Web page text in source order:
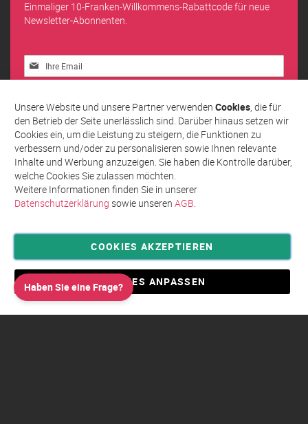
Einmaliger 10-Franken-Willkommens-Rabattcode für neue
Newsletter-Abonnenten.
Melden
Sie
unseren
Newsletter
an:
Abonnieren
Privatsphäre und Datenschutz
Allgemeine Geschäftsbedingungen AGB
Impressum
Unsere Website und unsere Partner verwenden Cookies, die für
den Betrieb der Seite unerlässlich sind. Darüber hinaus setzen wir
Cookies ein, um die Leistung zu steigern, die Funktionen zu
verbessern und/oder zu personalisieren sowie Ihnen relevante
Inhalte und Werbung anzuzeigen. Sie haben die Kontrolle darüber,
welche Cookies Sie zulassen möchten.
Weitere Informationen finden Sie in unserer
Datenschutzerklärung sowie unseren AGB.
COOKIES AKZEPTIEREN
COOKIES ANPASSEN
Haben Sie eine Frage?